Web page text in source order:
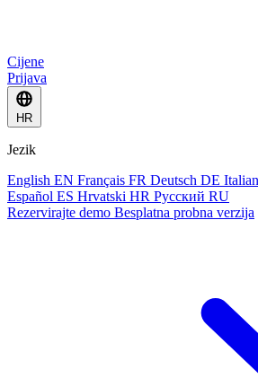
Cijene
Prijava
HR
Jezik
English EN Français FR Deutsch DE
Español ES Hrvatski HR Русский RU
Rezervirajte demo Besplatna probna verzija